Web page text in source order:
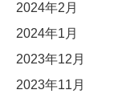
2024年2月
2024年1月
2023年12月
2023年11月